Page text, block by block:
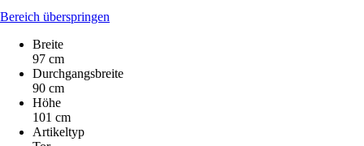
Bereich überspringen
Breite
97 cm
Durchgangsbreite
90 cm
Höhe
101 cm
Artikeltyp